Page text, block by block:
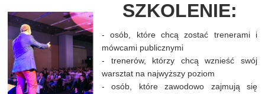
SZKOLENIE:
- osób, które chcą zostać trenerami i
mówcami publicznymi
- trenerów, którzy chcą wznieść swój
warsztat na najwyższy poziom
- osób, które zawodowo zajmują się